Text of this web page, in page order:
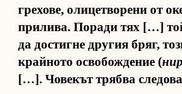
гре­хо­ве, оли­цет­во­рени от
при­ли­ва. По­ради тях […]
да дос­тигне дру­гия бряг,
край­ното ос­во­бож­де­ние (
[…]. Чо­ве­кът трябва